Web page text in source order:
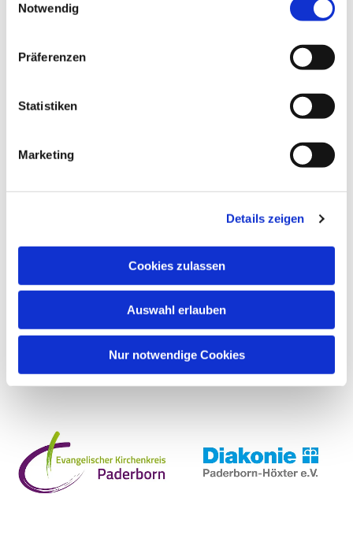
Notwendig
Präferenzen
Statistiken
Marketing
Details zeigen
Cookies zulassen
Auswahl erlauben
Nur notwendige Cookies